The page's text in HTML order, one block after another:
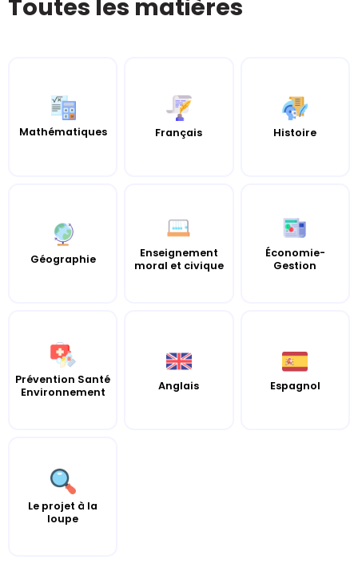
Toutes les matières
Mathématiques Français Histoire
Géographie
Enseignement
moral et civique
Économie-
Gestion
Prévention Santé
Environnement
Anglais Espagnol
Le projet à la
loupe